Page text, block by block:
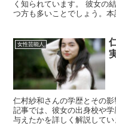
く知られています。 彼女の
つ方も多いことでしょう。
女性芸能人
仁村紗和さんの学歴とその
記事では、彼女の出身校や
与えたかを詳しく解説して